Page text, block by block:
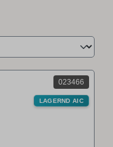
023466
LAGERND AIC